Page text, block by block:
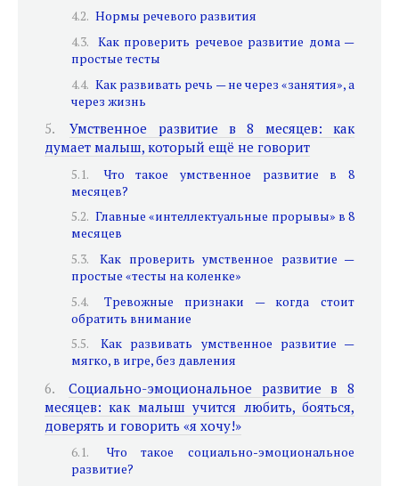
Нормы речевого развития
Как проверить речевое развитие дома —
простые тесты
Как развивать речь — не через «занятия», а
через жизнь
Умственное развитие в 8 месяцев: как
думает малыш, который ещё не говорит
Что такое умственное развитие в 8
месяцев?
Главные «интеллектуальные прорывы» в 8
месяцев
Как проверить умственное развитие —
простые «тесты на коленке»
Тревожные признаки — когда стоит
обратить внимание
Как развивать умственное развитие —
мягко, в игре, без давления
Социально-эмоциональное развитие в 8
месяцев: как малыш учится любить, бояться,
доверять и говорить «я хочу!»
Что такое социально-эмоциональное
развитие?